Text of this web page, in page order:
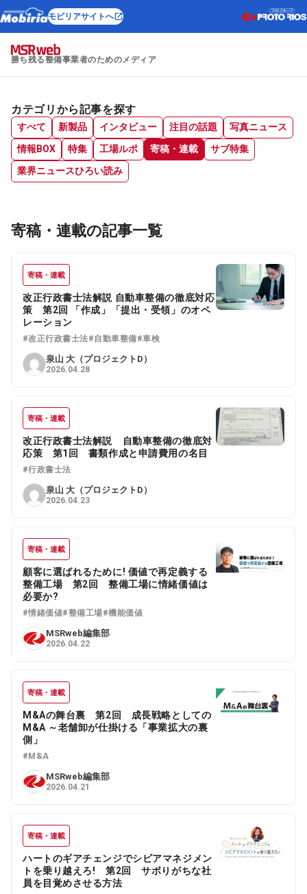
モビリアサイトへ
勝ち残る整備事業者のためのメディア
カテゴリから記事を探す
すべて 新製品 インタビュー 注目の話題
写真ニュース
情報BOX
特集 工場ルポ 寄稿・連載
サブ特集
業界ニュースひろい読み
寄稿・連載の記事一覧
寄稿・連載
改正行政書士法解説 自動車整備の徹底対応
策 第2回 「作成」「提出・受領」のオペ
レーション
#改正行政書士法#自動車整備#車検
泉山 大（プロジェクトD）
2026.04.28
寄稿・連載
改正行政書士法解説 自動車整備の徹底対
応策 第1回 書類作成と申請費用の名目
#行政書士法
泉山 大（プロジェクトD）
2026.04.23
寄稿・連載
顧客に選ばれるために! 価値で再定義する
整備工場 第2回 整備工場に情緒価値は
必要か?
#情緒価値#整備工場#機能価値
MSRweb編集部
2026.04.22
寄稿・連載
M&Aの舞台裏 第2回 成長戦略としての
M&A ～老舗卸が仕掛ける「事業拡大の裏
側」
#M&A
MSRweb編集部
2026.04.21
寄稿・連載
ハートのギアチェンジでシビアマネジメン
トを乗り越えろ! 第2回 サボりがちな社
員を目覚めさせる方法